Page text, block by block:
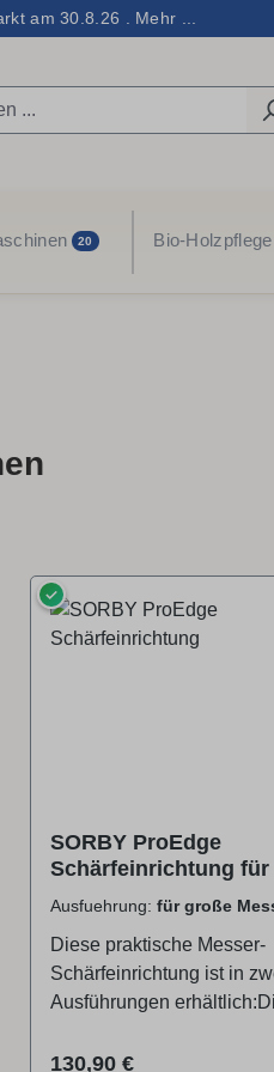
am 30.8.26 . Mehr ...
20 Bio-Holzpflege
✓
SORBY ProEdge
Schärfeinrichtung für
Messer
Ausfuehrung: für große
Diese praktische Messer-
Schärfeinrichtung ist in
Ausführungen
ist ideal zum Schärfen von
Regulärer Preis:
130,90 €